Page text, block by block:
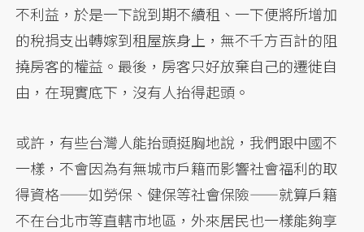
不利益，於是一下說到期不續租、一下便將所增加
的稅捐支出轉嫁到租屋族身上，無不千方百計的阻
撓房客的權益。最後，房客只好放棄自己的遷徙自
由，在現實底下，沒有人抬得起頭。
或許，有些台灣人能抬頭挺胸地說，我們跟中國不
一樣，不會因為有無城市戶籍而影響社會福利的取
得資格——如勞保、健保等社會保險——就算戶籍
不在台北市等直轄市地區，外來居民也一樣能夠享